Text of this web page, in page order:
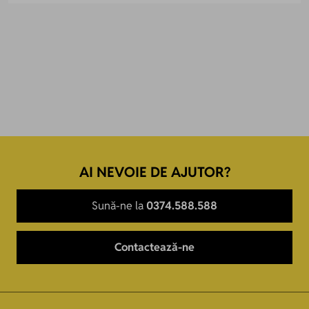
AI NEVOIE DE AJUTOR?
Sună-ne la 0374.588.588
Contactează-ne